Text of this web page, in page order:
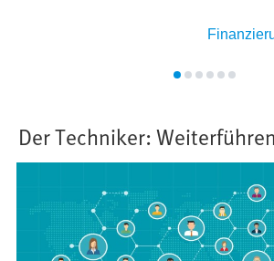
Der Techniker: